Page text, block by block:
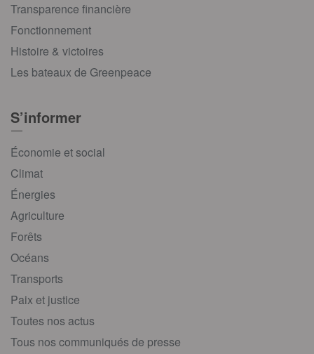
Transparence financière
Fonctionnement
Histoire & victoires
Les bateaux de Greenpeace
S’informer
Économie et social
Climat
Énergies
Agriculture
Forêts
Océans
Transports
Paix et justice
Toutes nos actus
Tous nos communiqués de presse